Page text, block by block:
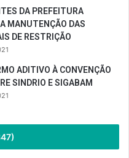
DA PREFEITURA
MANUTENÇÃO DAS
DE RESTRIÇÃO
ADITIVO À CONVENÇÃO
SINDRIO E SIGABAM